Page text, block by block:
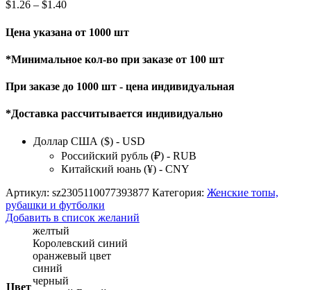
$1.26 – $1.40
Цена указана от 1000 шт
*Минимальное кол-во при заказе от 100 шт
При заказе до 1000 шт - цена индивидуальная
*Доставка рассчитывается индивидуально
Доллар США ($) - USD
Российский рубль (₽) - RUB
Китайский юань (¥) - CNY
Артикул: sz2305110077393877 Категория: Женские топы,
рубашки и футболки
Добавить в список желаний
Цвет
желтый
Королевский синий
оранжевый цвет
синий
черный